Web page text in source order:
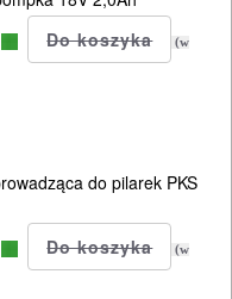
(w
do pilarek PKS
(w